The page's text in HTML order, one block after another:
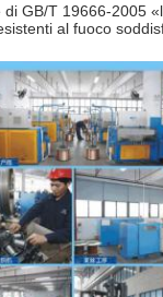
GB/T 19666-2005
al fuoco